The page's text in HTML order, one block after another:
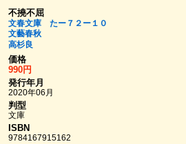
不撓不屈
文春文庫 たー７２ー１０
文藝春秋
高杉良
価格
990円
発行年月
2020年06月
判型
文庫
ISBN
9784167915162